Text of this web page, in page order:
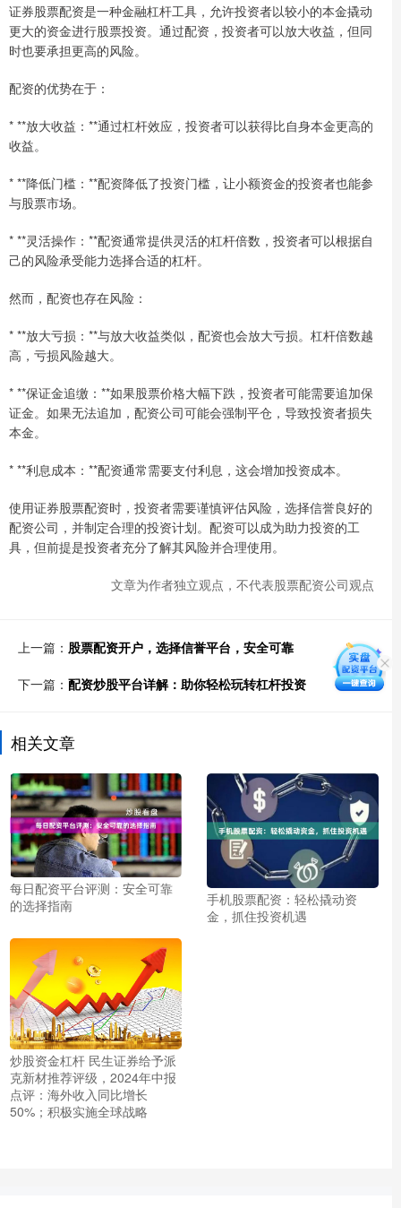
证券股票配资是一种金融杠杆工具，允许投资者以较小的本金撬动
更大的资金进行股票投资。通过配资，投资者可以放大收益，但同
时也要承担更高的风险。
配资的优势在于：
* **放大收益：**通过杠杆效应，投资者可以获得比自身本金更高的
收益。
* **降低门槛：**配资降低了投资门槛，让小额资金的投资者也能参
与股票市场。
* **灵活操作：**配资通常提供灵活的杠杆倍数，投资者可以根据自
己的风险承受能力选择合适的杠杆。
然而，配资也存在风险：
* **放大亏损：**与放大收益类似，配资也会放大亏损。杠杆倍数越
高，亏损风险越大。
* **保证金追缴：**如果股票价格大幅下跌，投资者可能需要追加保
证金。如果无法追加，配资公司可能会强制平仓，导致投资者损失
本金。
* **利息成本：**配资通常需要支付利息，这会增加投资成本。
使用证券股票配资时，投资者需要谨慎评估风险，选择信誉良好的
配资公司，并制定合理的投资计划。配资可以成为助力投资的工
具，但前提是投资者充分了解其风险并合理使用。
文章为作者独立观点，不代表股票配资公司观点
上一篇： 股票配资开户，选择信誉平台，安全可靠
下一篇： 配资炒股平台详解：助你轻松玩转杠杆投资
相关文章
每日配资平台评测：安全可靠
的选择指南
手机股票配资：轻松撬动资
金，抓住投资机遇
炒股资金杠杆 民生证券给予派
克新材推荐评级，2024年中报
点评：海外收入同比增长
50%；积极实施全球战略